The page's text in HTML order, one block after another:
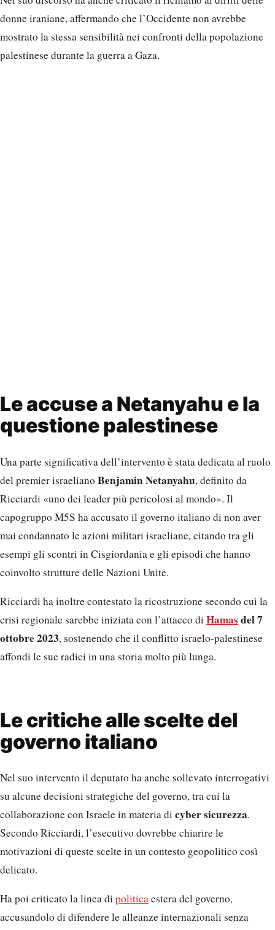
donne iraniane, affermando che l’Occidente non avrebbe
mostrato la stessa sensibilità nei confronti della popolazione
palestinese durante la guerra a Gaza.
Le accuse a Netanyahu e la
questione palestinese
Una parte significativa dell’intervento è stata dedicata al ruolo
del premier israeliano Benjamin Netanyahu, definito da
Ricciardi «uno dei leader più pericolosi al mondo». Il
capogruppo M5S ha accusato il governo italiano di non aver
mai condannato le azioni militari israeliane, citando tra gli
esempi gli scontri in Cisgiordania e gli episodi che hanno
coinvolto strutture delle Nazioni Unite.
Ricciardi ha inoltre contestato la ricostruzione secondo cui la
crisi regionale sarebbe iniziata con l’attacco di Hamasdel 7
ottobre 2023, sostenendo che il conflitto israelo-palestinese
affondi le sue radici in una storia molto più lunga.
Le critiche alle scelte del
governo italiano
Nel suo intervento il deputato ha anche sollevato interrogativi
su alcune decisioni strategiche del governo, tra cui la
collaborazione con Israele in materia di cyber sicurezza.
Secondo Ricciardi, l’esecutivo dovrebbe chiarire le
motivazioni di queste scelte in un contesto geopolitico così
delicato.
Ha poi criticato la linea di politicaestera del governo,
accusandolo di difendere le alleanze internazionali senza